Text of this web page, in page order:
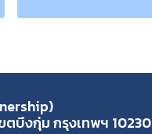
ตบึงกุ่ม กรุงเทพฯ 10230